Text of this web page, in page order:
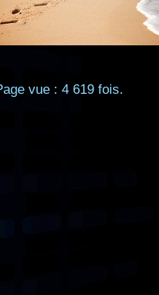
vue : 4 619 fois.